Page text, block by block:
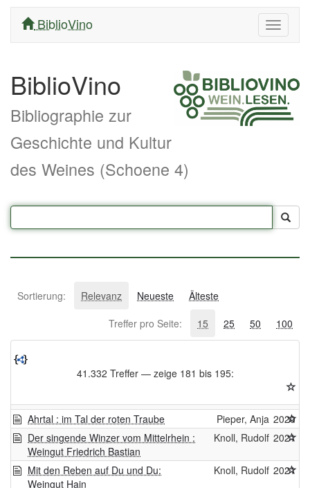
ein/
BiblioVino
BiblioVino
Bibliographie zur
Geschichte und Kultur
des Weines (Schoene 4)
Sortierung: Relevanz Neueste
Älteste
Treffer pro Seite:
15 25 50 100
41.332 Treffer — zeige 181 bis 195:
Ahrtal : im Tal der roten Traube Pieper, Anja 2020
Der singende Winzer vom Mittelrhein :
Weingut Friedrich Bastian
Knoll, Rudolf 2021
Mit den Reben auf Du und Du:
Weingut Hain
Knoll, Rudolf 2021